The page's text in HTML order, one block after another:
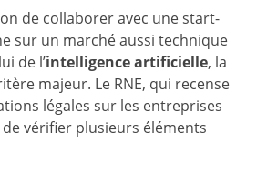
de collaborer avec une start-
sur un marché aussi technique
de l’intelligence artificielle, la
majeur. Le RNE, qui recense
légales sur les entreprises
vérifier plusieurs éléments